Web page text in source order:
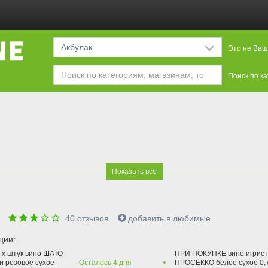
Акбулак Это не Ваш
Поиск по
Показать все
40отзывов добавить в любимые
х штук вино ШАТО
сухое
Осталось 4дня
ПРИ ПОКУПКЕ вино
ПРОСЕККО белое сухое